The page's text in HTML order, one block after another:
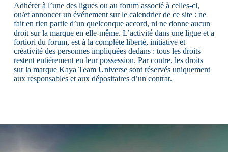
Adhérer à l’une des ligues ou au forum associé à celles-ci,
ou/et annoncer un événement sur le calendrier de ce site : ne
fait en rien partie d’un quelconque accord, ni ne donne aucun
droit sur la marque en elle-même. L’activité dans une ligue et a
fortiori du forum, est à la complète liberté, initiative et
créativité des personnes impliquées dedans : tous les droits
restent entièrement en leur possession. Par contre, les droits
sur la marque Kaya Team Universe sont réservés uniquement
aux responsables et aux dépositaires d’un contrat.